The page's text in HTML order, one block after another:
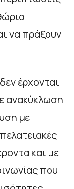
να πράξουν
έρχονται
ανακύκλωση
με
και με
που